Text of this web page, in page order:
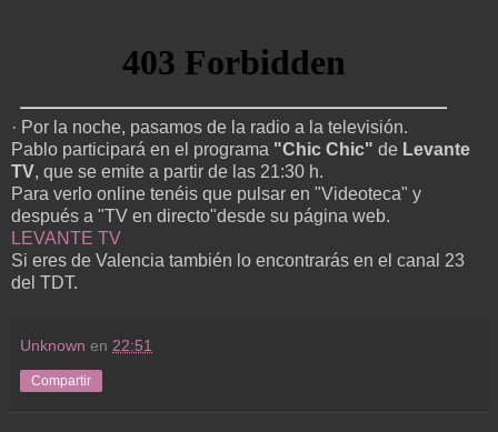
· Por la noche, pasamos de la radio a la televisión.
Pablo participará en el programa "Chic Chic" de Levante
TV, que se emite a partir de las 21:30 h.
Para verlo online tenéis que pulsar en "Videoteca" y
después a "TV en directo"desde su página web.
LEVANTE TV
Si eres de Valencia también lo encontrarás en el canal 23
del TDT.
Unknown en 22:51
Compartir